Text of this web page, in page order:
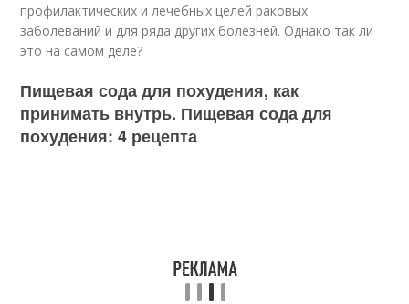
профилактических и лечебных целей раковых
заболеваний и для ряда других болезней. Однако так ли
это на самом деле?
Пищевая сода для похудения, как
принимать внутрь. Пищевая сода для
похудения: 4 рецепта